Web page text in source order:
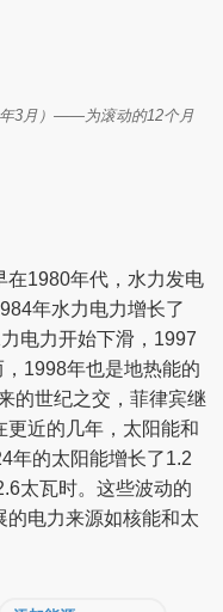
年3月）——为滚动的12个月
在1980年代，水力发电
年水力电力增长了
电力开始下滑，1997
1998年也是地热能的
的世纪之交，菲律宾继
近的几年，太阳能和
年的太阳能增长了1.2
太瓦时。这些波动的
的电力来源如核能和太